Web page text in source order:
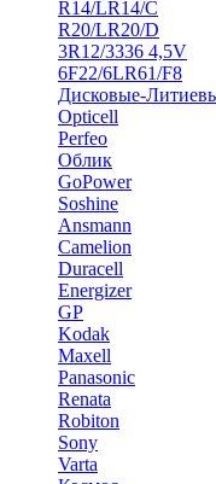
R14/LR14/C
R20/LR20/D
3R12/3336 4,5V
6F22/6LR61/F8
Дисковые-
Opticell
Perfeo
Облик
GoPower
Soshine
Ansmann
Camelion
Duracell
Energizer
GP
Kodak
Maxell
Panasonic
Renata
Robiton
Sony
Varta